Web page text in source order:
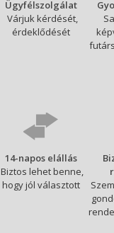
Ügyfélszolgálat
Várjuk kérdését,
érdeklődését
14-napos elállás
Biztos lehet benne,
hogy jól választott